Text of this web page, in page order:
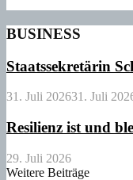
BUSINESS
Staatssekretärin
31. Juli 202631. Juli
Resilienz ist und
29. Juli 2026
Weitere Beiträge